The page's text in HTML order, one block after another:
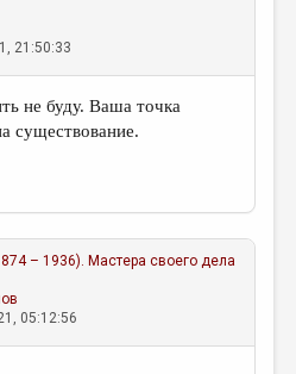
21:50:33
не буду. Ваша точка
существование.
– 1936). Мастера своего дела
05:12:56